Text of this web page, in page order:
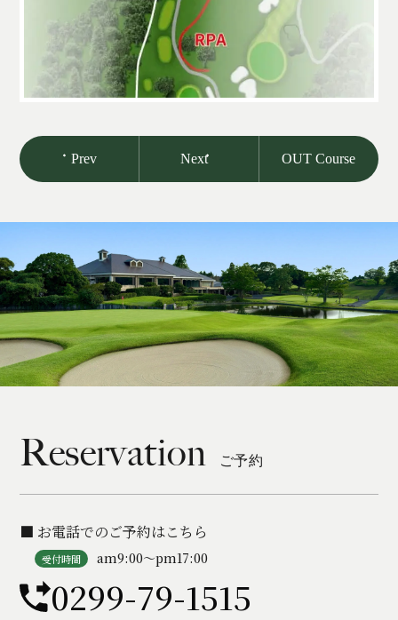
Prev Next OUT Course
Reservation ご予約
■ お電話でのご予約はこちら
受付時間 am9:00〜pm17:00
0299-79-1515